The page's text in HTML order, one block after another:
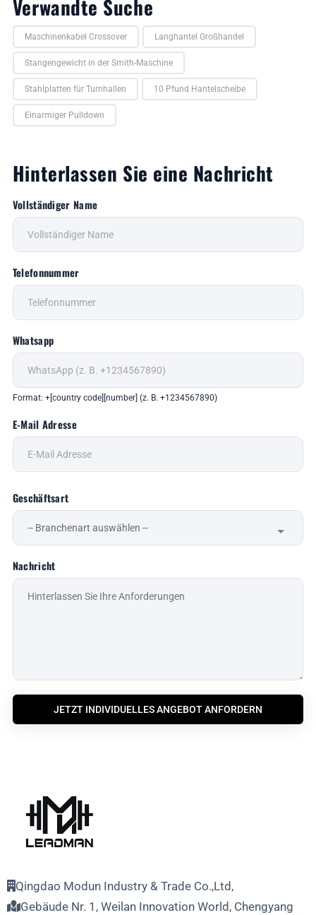
Verwandte Suche
Maschinenkabel Crossover Langhantel Großhandel
Stangengewicht in der Smith-Maschine
Stahlplatten für Turnhallen 10 Pfund Hantelscheibe
Einarmiger Pulldown
Hinterlassen Sie eine Nachricht
Vollständiger Name
Telefonnummer
Whatsapp
Format: +[country code][number] (z. B. +1234567890)
E-Mail Adresse
Geschäftsart
Nachricht
JETZT INDIVIDUELLES ANGEBOT ANFORDERN
Qingdao Modun Industry & Trade Co.,Ltd,
Gebäude Nr. 1, Weilan Innovation World, Chengyang